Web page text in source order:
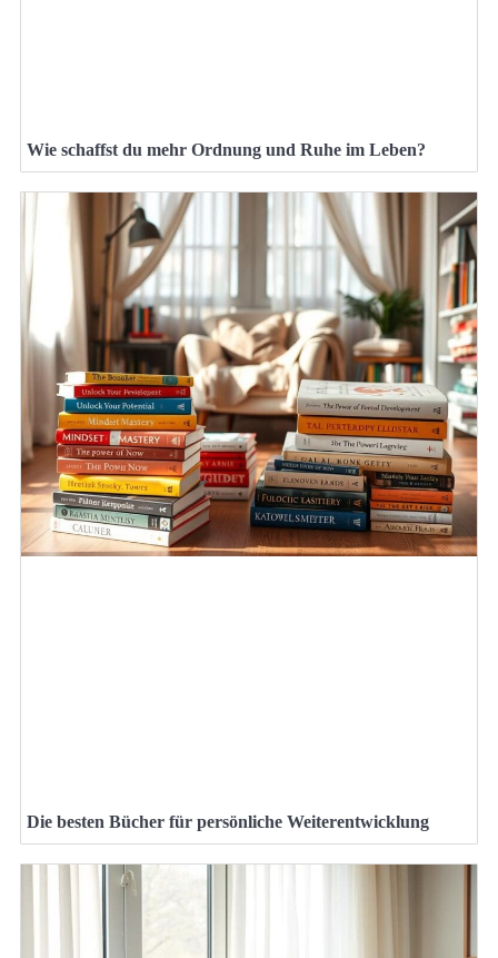
Wie schaffst du mehr Ordnung und Ruhe im Leben?
Die besten Bücher für persönliche Weiterentwicklung